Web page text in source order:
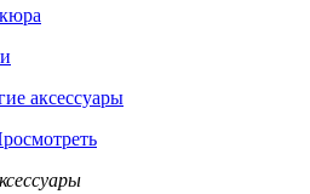
аксессуары